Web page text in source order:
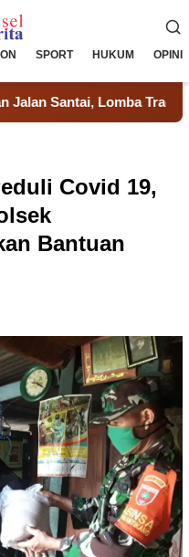
SPORT HUKUM OPINI
Lomba Tradisional dan
Covid 19,
Bantuan